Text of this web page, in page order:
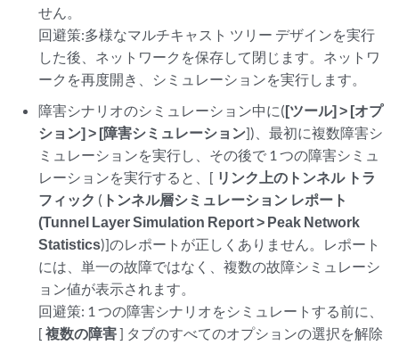
せん。
回避策:多様なマルチキャスト ツリー デザインを実行
した後、ネットワークを保存して閉じます。ネットワ
ークを再度開き、シミュレーションを実行します。
障害シナリオのシミュレーション中に([ツール] > [オプ
ション] > [障害シミュレーション])、最初に複数障害シ
ミュレーションを実行し、その後で 1 つの障害シミュ
レーションを実行すると、[ リンク上のトンネル トラ
フィック ( トンネル層シミュレーション レポート
(Tunnel Layer Simulation Report > Peak Network
Statistics)]のレポートが正しくありません。レポート
には、単一の故障ではなく、複数の故障シミュレーシ
ョン値が表示されます。
回避策: 1 つの障害シナリオをシミュレートする前に、
[複数の障害] タブのすべてのオプションの選択を解除